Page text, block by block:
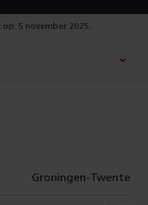
5 november 2025.
Groningen-Twente